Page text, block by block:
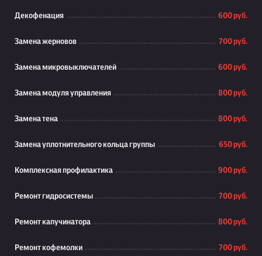
Декофенация 600 руб.
Замена жерновов 700 руб.
Замена микровыключателей 600 руб.
Замена модуля управления 800 руб.
Замена тена 800 руб.
Замена уплотнительного кольца группы 650 руб.
Комплексная профилактика 900 руб.
Ремонт гидросистемы 700 руб.
Ремонт капучинатора 800 руб.
Ремонт кофемолки 700 руб.